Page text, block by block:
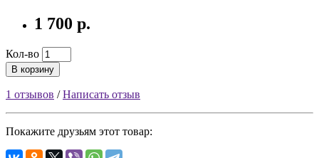
1 700 р.
Кол-во
В корзину
1 отзывов /Написать отзыв
Покажите друзьям этот товар: